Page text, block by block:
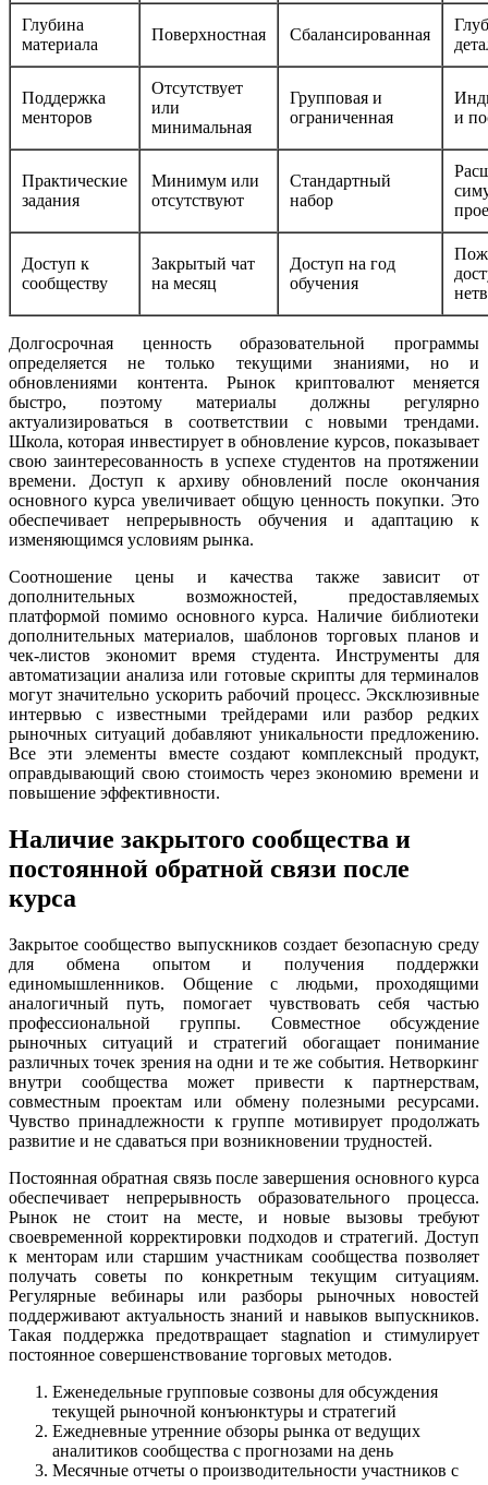
Глубина
материала
Поверхностная Сбалансированная
Поддержка
менторов
Отсутствует
или
минимальная
Групповая и
ограниченная
и
Практические
задания
Минимум или
отсутствуют
Стандартный
набор
Доступ к
сообществу
Закрытый чат
на месяц
Доступ на год
обучения
Долгосрочная ценность образовательной программы
определяется не только текущими знаниями, но и
обновлениями контента. Рынок криптовалют меняется
быстро, поэтому материалы должны регулярно
актуализироваться в соответствии с новыми трендами.
Школа, которая инвестирует в обновление курсов, показывает
свою заинтересованность в успехе студентов на протяжении
времени. Доступ к архиву обновлений после окончания
основного курса увеличивает общую ценность покупки. Это
обеспечивает непрерывность обучения и адаптацию к
изменяющимся условиям рынка.
Соотношение цены и качества также зависит от
дополнительных возможностей, предоставляемых
платформой помимо основного курса. Наличие библиотеки
дополнительных материалов, шаблонов торговых планов и
чек-листов экономит время студента. Инструменты для
автоматизации анализа или готовые скрипты для терминалов
могут значительно ускорить рабочий процесс. Эксклюзивные
интервью с известными трейдерами или разбор редких
рыночных ситуаций добавляют уникальности предложению.
Все эти элементы вместе создают комплексный продукт,
оправдывающий свою стоимость через экономию времени и
повышение эффективности.
Наличие закрытого сообщества и
постоянной обратной связи после
курса
Закрытое сообщество выпускников создает безопасную среду
для обмена опытом и получения поддержки
единомышленников. Общение с людьми, проходящими
аналогичный путь, помогает чувствовать себя частью
профессиональной группы. Совместное обсуждение
рыночных ситуаций и стратегий обогащает понимание
различных точек зрения на одни и те же события. Нетворкинг
внутри сообщества может привести к партнерствам,
совместным проектам или обмену полезными ресурсами.
Чувство принадлежности к группе мотивирует продолжать
развитие и не сдаваться при возникновении трудностей.
Постоянная обратная связь после завершения основного курса
обеспечивает непрерывность образовательного процесса.
Рынок не стоит на месте, и новые вызовы требуют
своевременной корректировки подходов и стратегий. Доступ
к менторам или старшим участникам сообщества позволяет
получать советы по конкретным текущим ситуациям.
Регулярные вебинары или разборы рыночных новостей
поддерживают актуальность знаний и навыков выпускников.
Такая поддержка предотвращает stagnation и стимулирует
постоянное совершенствование торговых методов.
Еженедельные групповые созвоны для обсуждения
текущей рыночной конъюнктуры и стратегий
Ежедневные утренние обзоры рынка от ведущих
аналитиков сообщества с прогнозами на день
Месячные отчеты о производительности участников с